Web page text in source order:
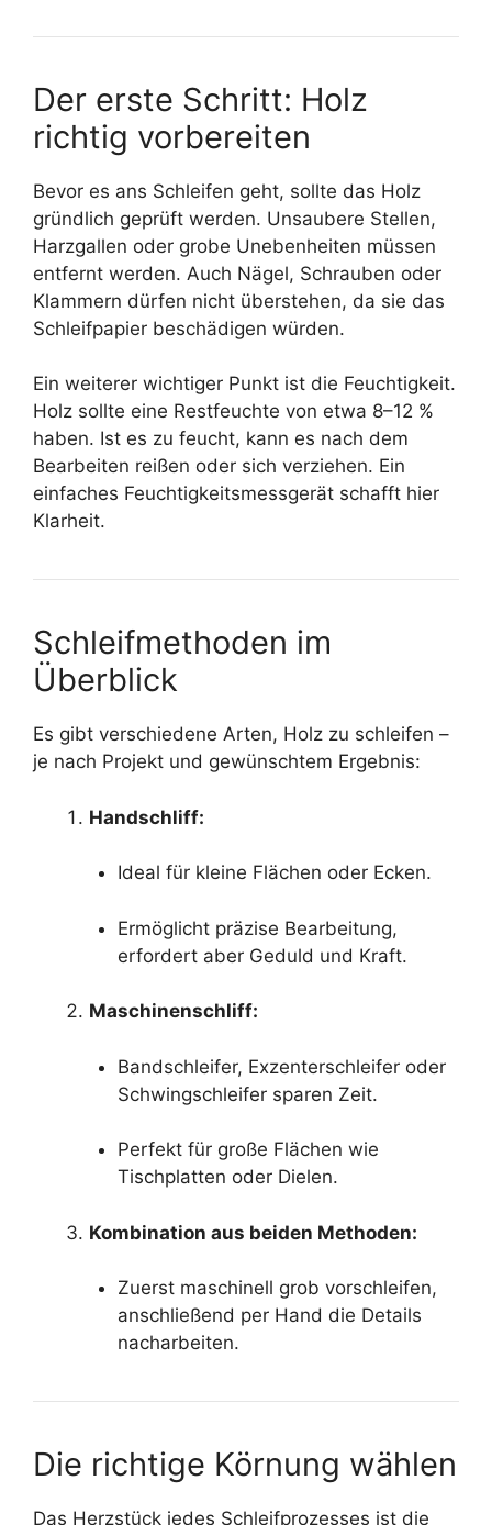
Der erste Schritt: Holz
richtig vorbereiten
Bevor es ans Schleifen geht, sollte das Holz
gründlich geprüft werden. Unsaubere Stellen,
Harzgallen oder grobe Unebenheiten müssen
entfernt werden. Auch Nägel, Schrauben oder
Klammern dürfen nicht überstehen, da sie das
Schleifpapier beschädigen würden.
Ein weiterer wichtiger Punkt ist die Feuchtigkeit.
Holz sollte eine Restfeuchte von etwa 8–12 %
haben. Ist es zu feucht, kann es nach dem
Bearbeiten reißen oder sich verziehen. Ein
einfaches Feuchtigkeitsmessgerät schafft hier
Klarheit.
Schleifmethoden im
Überblick
Es gibt verschiedene Arten, Holz zu schleifen –
je nach Projekt und gewünschtem Ergebnis:
Handschliff:
Ideal für kleine Flächen oder Ecken.
Ermöglicht präzise Bearbeitung,
erfordert aber Geduld und Kraft.
Maschinenschliff:
Bandschleifer, Exzenterschleifer oder
Schwingschleifer sparen Zeit.
Perfekt für große Flächen wie
Tischplatten oder Dielen.
Kombination aus beiden Methoden:
Zuerst maschinell grob vorschleifen,
anschließend per Hand die Details
nacharbeiten.
Die richtige Körnung wählen
Das Herzstück jedes Schleifprozesses ist die